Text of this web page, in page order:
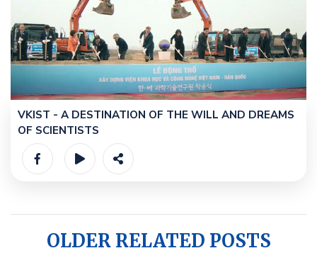
VKIST - A DESTINATION OF THE WILL AND DREAMS
OF SCIENTISTS
OLDER RELATED POSTS